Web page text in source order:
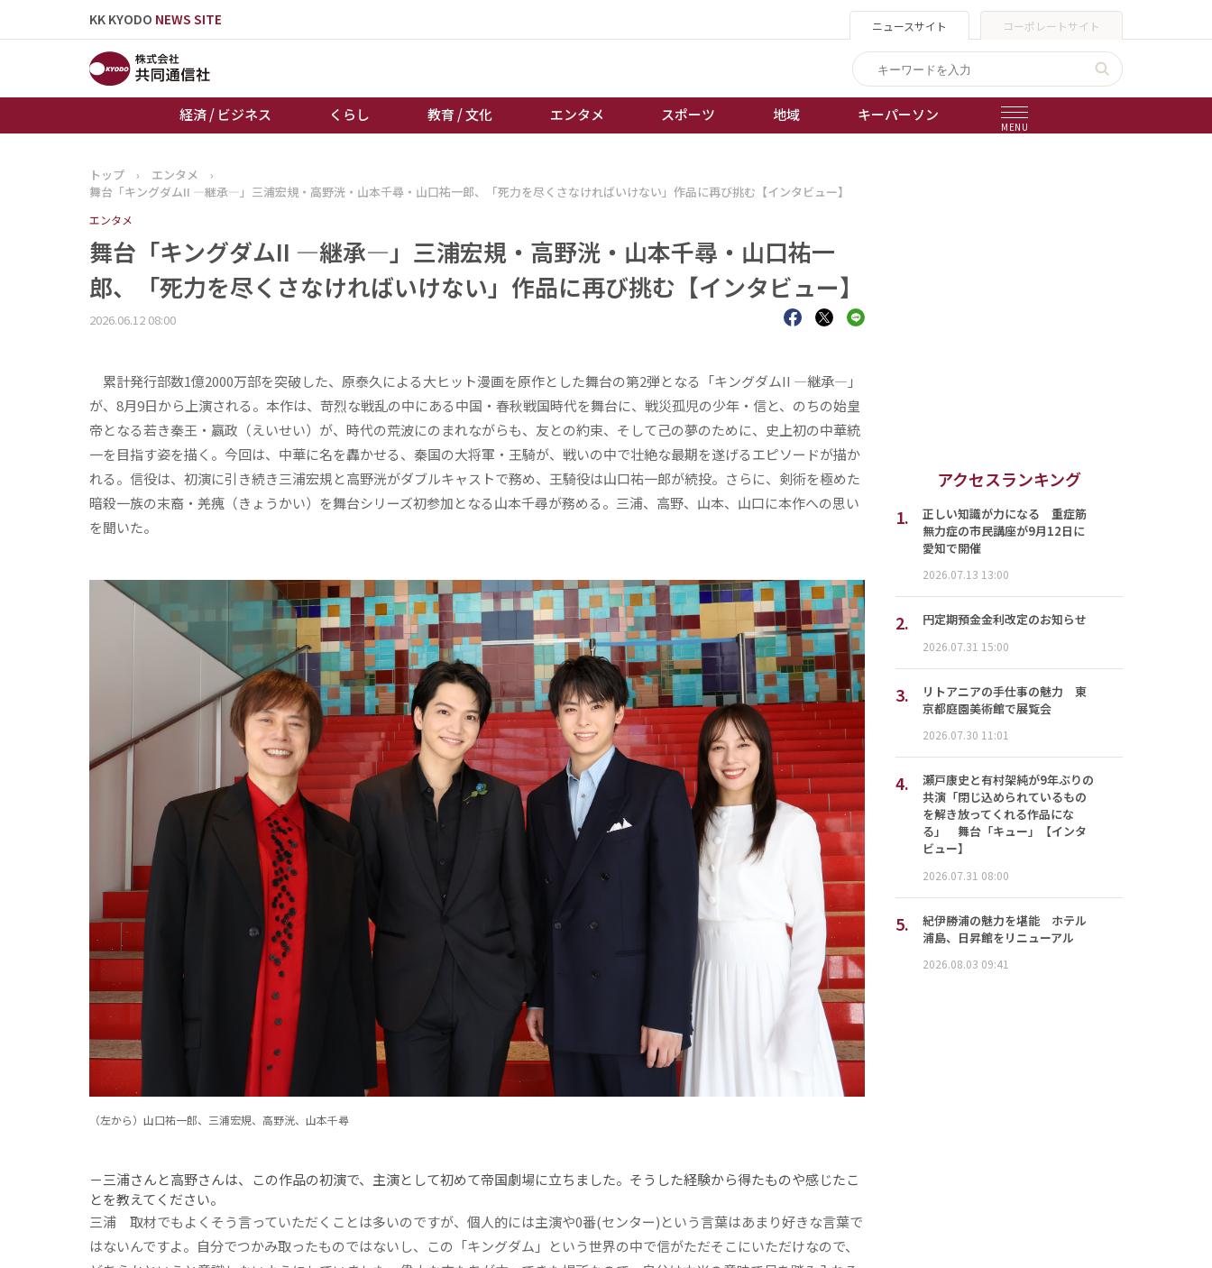
KK KYODO NEWS SITE ニュースサイト コーポレートサイト
経済 / ビジネス くらし 教育 / 文化 エンタメ スポーツ 地域 キーパーソン
MENU
トップページ
エンタメ
スポーツ
競輪
ボートレース
トップ › エンタメ
›
舞台「キングダムII ―継承―」三浦宏規・高野洸・山本千尋・山口祐一郎、「死力を尽くさなければいけない」作品に再び挑む【インタビュー】
エンタメ
舞台「キングダムII ―継承―」三浦宏規・高野洸・山本千尋・山口祐一
郎、「死力を尽くさなければいけない」作品に再び挑む【インタビュー】
2026.06.12 08:00
累計発行部数1億2000万部を突破した、原泰久による大ヒット漫画を原作とした舞台の第2弾となる「キングダムII ―継承―」
が、8月9日から上演される。本作は、苛烈な戦乱の中にある中国・春秋戦国時代を舞台に、戦災孤児の少年・信と、のちの始皇
帝となる若き秦王・嬴政（えいせい）が、時代の荒波にのまれながらも、友との約束、そして己の夢のために、史上初の中華統
一を目指す姿を描く。今回は、中華に名を轟かせる、秦国の大将軍・王騎が、戦いの中で壮絶な最期を遂げるエピソードが描か
れる。信役は、初演に引き続き三浦宏規と高野洸がダブルキャストで務め、王騎役は山口祐一郎が続投。さらに、剣術を極めた
暗殺一族の末裔・羌瘣（きょうかい）を舞台シリーズ初参加となる山本千尋が務める。三浦、高野、山本、山口に本作への思い
を聞いた。
（左から）山口祐一郎、三浦宏規、高野洸、山本千尋
－三浦さんと高野さんは、この作品の初演で、主演として初めて帝国劇場に立ちました。そうした経験から得たものや感じたこ
とを教えてください。
三浦取材でもよくそう言っていただくことは多いのですが、個人的には主演や0番(センター)という言葉はあまり好きな言葉で
はないんですよ。自分でつかみ取ったものではないし、この「キングダム」という世界の中で信がただそこにいただけなので、
アクセスランキング
1.
正しい知識が力になる 重症筋
無力症の市民講座が9月12日に
愛知で開催
2026.07.13 13:00
2. 円定期預金金利改定のお知らせ
2026.07.31 15:00
3.
リトアニアの手仕事の魅力 東
京都庭園美術館で展覧会
2026.07.30 11:01
4.
瀬戸康史と有村架純が9年ぶりの
共演「閉じ込められているもの
を解き放ってくれる作品にな
る」 舞台「キュー」【インタ
ビュー】
2026.07.31 08:00
5.
紀伊勝浦の魅力を堪能 ホテル
浦島、日昇館をリニューアル
2026.08.03 09:41